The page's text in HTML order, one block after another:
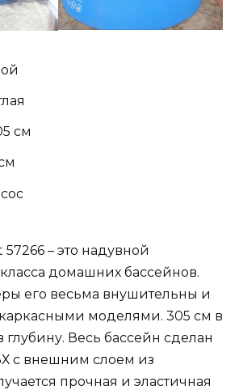
см
57266 – это надувной
домашних бассейнов.
его весьма внушительны и
моделями. 305 см в
глубину. Весь бассейн сделан
с внешним слоем из
прочная и эластичная